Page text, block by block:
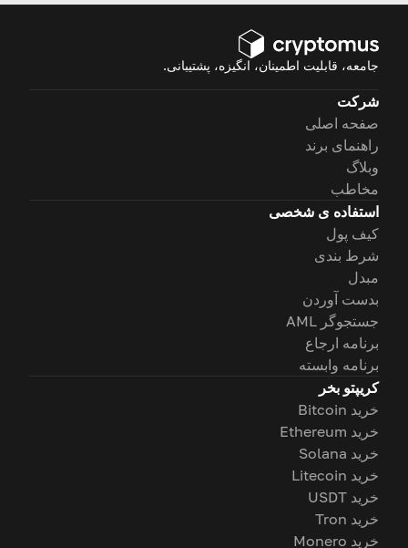
جامعه، قابلیت اطمینان، انگیزه، پشتیبانی.
شرکت
صفحه اصلی
راهنمای برند
وبلاگ
مخاطب
استفاده ی شخصی
کیف پول
شرط بندی
مبدل
بدست آوردن
جستجوگر AML
برنامه ارجاع
برنامه وابسته
کریپتو بخر
خرید Bitcoin
خرید Ethereum
خرید Solana
خرید Litecoin
خرید USDT
خرید Tron
خرید Monero